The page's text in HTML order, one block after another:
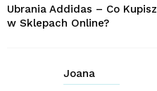
Ubrania Addidas – Co Kupisz
w Sklepach Online?
Joana